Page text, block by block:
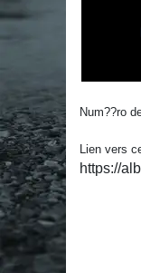
Num??ro
Lien vers
https://